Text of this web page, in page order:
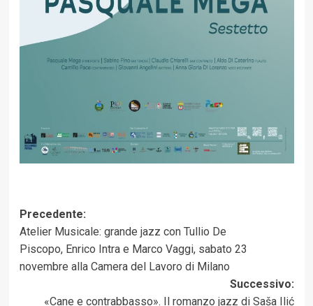
Navigazione
articolo
Precedente:
Atelier Musicale: grande jazz con Tullio De
Piscopo, Enrico Intra e Marco Vaggi, sabato 23
novembre alla Camera del Lavoro di Milano
Successivo:
«Cane e contrabbasso». Il romanzo jazz di Saša Ilić